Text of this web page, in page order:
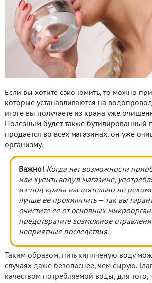
Если вы хотите сэкономить, то можно
которые устанавливаются на
итоге вы получаете из крана уже
Полезным будет также бутилированный
продается во всех магазинах, он уже
организму.
Важно! Когда нет возможности
или купить воду в магазине,
из-под крана настоятельно не
лучше ее прокипятить — так вы
очистите ее от основных
предотвратите возможное
неприятные последствия.
Таким образом, пить кипяченую воду
случаях даже безопаснее, чем сырую.
качеством потребляемой воды, для того,